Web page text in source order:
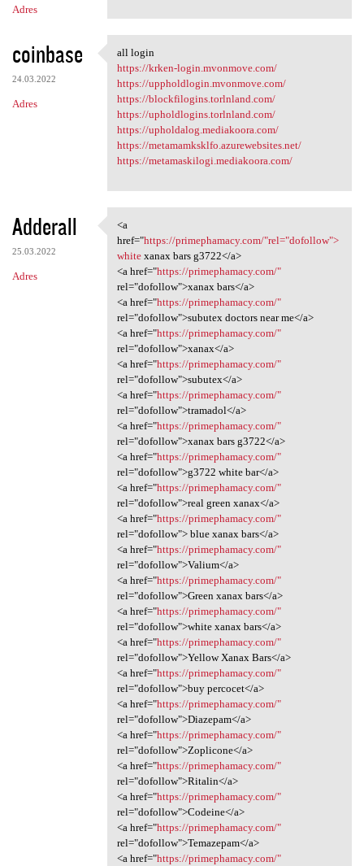
Adres
coinbase
24.03.2022
Adres
all login
all login
https://krken-login.mvonmove.com/
https://uppholdlogin.mvonmove.com/
https://blockfilogins.torlnland.com/
https://upholdlogins.torlnland.com/
https://upholdalog.mediakoora.com/
https://metamamksklfo.azurewebsites.net/
https://metamaskilogi.mediakoora.com/
Adderall
25.03.2022
Adres
<a href="https://primephamacy
<a
href="https://primephamacy.com/"rel="dofollow">
whitexanax bars g3722</a>
<a href="https://primephamacy.com/"
rel="dofollow">xanax bars</a>
<a href="https://primephamacy.com/"
rel="dofollow">subutex doctors near me</a>
<a href="https://primephamacy.com/"
rel="dofollow">xanax</a>
<a href="https://primephamacy.com/"
rel="dofollow">subutex</a>
<a href="https://primephamacy.com/"
rel="dofollow">tramadol</a>
<a href="https://primephamacy.com/"
rel="dofollow">xanax bars g3722</a>
<a href="https://primephamacy.com/"
rel="dofollow">g3722 white bar</a>
<a href="https://primephamacy.com/"
rel="dofollow">real green xanax</a>
<a href="https://primephamacy.com/"
rel="dofollow"> blue xanax bars</a>
<a href="https://primephamacy.com/"
rel="dofollow">Valium</a>
<a href="https://primephamacy.com/"
rel="dofollow">Green xanax bars</a>
<a href="https://primephamacy.com/"
rel="dofollow">white xanax bars</a>
<a href="https://primephamacy.com/"
rel="dofollow">Yellow Xanax Bars</a>
<a href="https://primephamacy.com/"
rel="dofollow">buy percocet</a>
<a href="https://primephamacy.com/"
rel="dofollow">Diazepam</a>
<a href="https://primephamacy.com/"
rel="dofollow">Zoplicone</a>
<a href="https://primephamacy.com/"
rel="dofollow">Ritalin</a>
<a href="https://primephamacy.com/"
rel="dofollow">Codeine</a>
<a href="https://primephamacy.com/"
rel="dofollow">Temazepam</a>
<a href="https://primephamacy.com/"